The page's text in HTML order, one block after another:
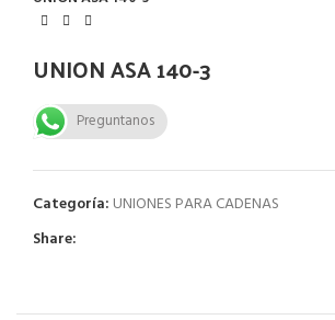
UNION ASA 140-3
Preguntanos
Categoría: UNIONES PARA CADENAS
Share: